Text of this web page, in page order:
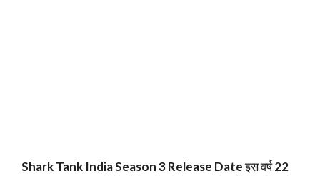
Shark Tank India Season 3 Release Dateइस वर्ष22